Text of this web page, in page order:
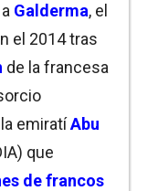
Galderma, el
el 2014 tras
de la francesa
emiratíAbu
que
de francos